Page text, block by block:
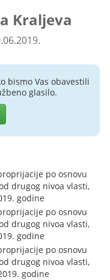
Kraljeva
bismo Vas obavestili
glasilo.
po osnovu
drugog nivoa vlasti,
godine
po osnovu
drugog nivoa vlasti,
godine
po osnovu
drugog nivoa vlasti,
godine